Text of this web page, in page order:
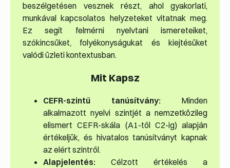
beszélgetésen vesznek részt, ahol gyakorlati,
munkával kapcsolatos helyzeteket vitatnak meg.
Ez segít felmérni nyelvtani ismereteiket,
szókincsüket, folyékonyságukat és kiejtésüket
valódi üzleti kontextusban.
Mit Kapsz
CEFR-szintű tanúsítvány:Minden
alkalmazott nyelvi szintjét a nemzetközileg
elismert CEFR-skála (A1-től C2-ig) alapján
értékeljük, és hivatalos tanúsítványt kapnak
az elért szintről.
Alapjelentés: Célzott értékelés a